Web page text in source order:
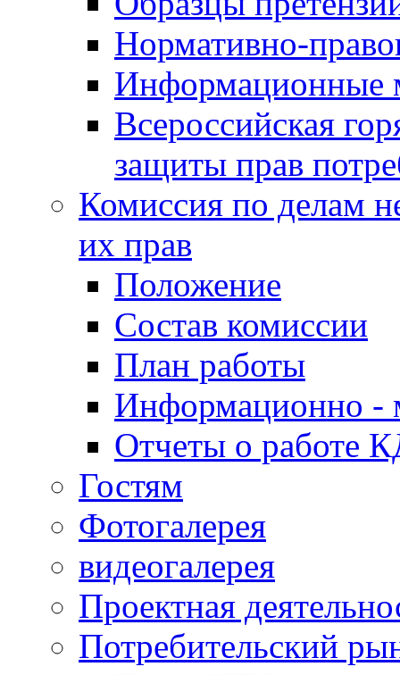
Нормативно-
Информационные
Всероссийская
защиты прав
Комиссия по делам
их прав
Положение
Состав комиссии
План работы
Информационно -
Отчеты о работе
Гостям
Фотогалерея
видеогалерея
Проектная
Потребительский